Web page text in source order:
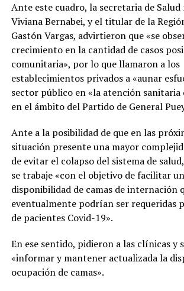
Ante este cuadro, la secretaria de
Viviana Bernabei, y el titular de la
Gastón Vargas, advirtieron que «se
crecimiento en la cantidad de casos
comunitaria», por lo que llamaron a los
establecimientos privados a «aunar
sector público en «la atención sanitaria
en el ámbito del Partido de General
Ante a la posibilidad de que en las
situación presente una mayor
de evitar el colapso del sistema de
se trabaje «con el objetivo de facilitar
disponibilidad de camas de internación
eventualmente podrían ser requeridas
de pacientes Covid-19».
En ese sentido, pidieron a las clínicas y
«informar y mantener actualizada la
ocupación de camas».